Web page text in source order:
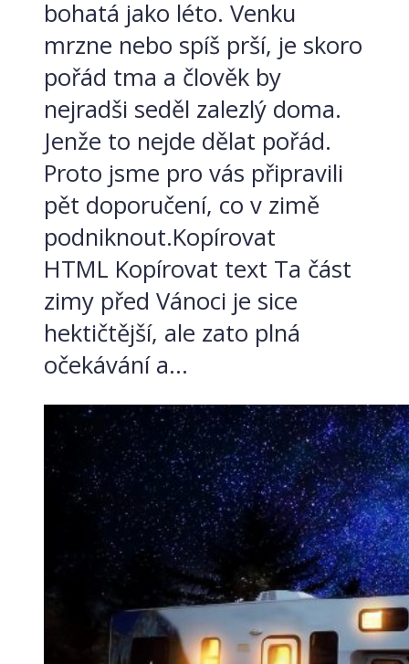
bohatá jako léto. Venku
mrzne nebo spíš prší, je skoro
pořád tma a člověk by
nejradši seděl zalezlý doma.
Jenže to nejde dělat pořád.
Proto jsme pro vás připravili
pět doporučení, co v zimě
podniknout.Kopírovat
HTML Kopírovat text Ta část
zimy před Vánoci je sice
hektičtější, ale zato plná
očekávání a...